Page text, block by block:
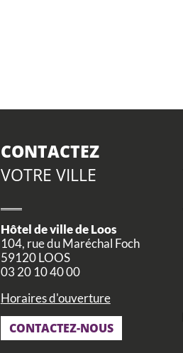
CONTACTEZ
VOTRE VILLE
Hôtel de ville de Loos
104, rue du Maréchal Foch
59120 LOOS
03 20 10 40 00
Horaires d'ouverture
CONTACTEZ-NOUS